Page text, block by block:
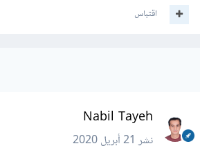
اقتباس
Nabil Tayeh
نشر21 أبريل 2020